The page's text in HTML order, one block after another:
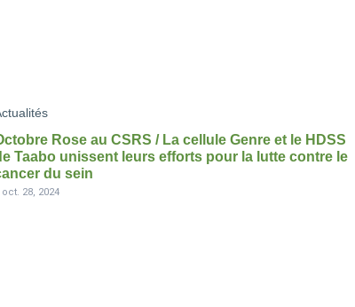
Rose au CSRS / La cellule Genre et le HDSS
Taabo unissent leurs efforts pour la lutte contre le
du sein
oct. 28, 2024